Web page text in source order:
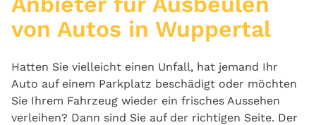
von Autos in Wuppertal
Hatten Sie vielleicht einen Unfall, hat jemand Ihr
Auto auf einem Parkplatz beschädigt oder möchten
Sie Ihrem Fahrzeug wieder ein frisches Aussehen
verleihen? Dann sind Sie auf der richtigen Seite. Der